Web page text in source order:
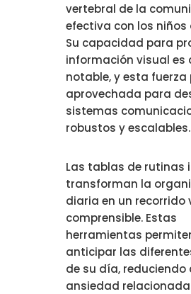
vertebral de la
efectiva con los
Su capacidad para
información visual es
notable, y esta fuerza
aprovechada para
sistemas
robustos y escalables.
Las tablas de rutinas
transforman la
diaria en un recorrido
comprensible. Estas
herramientas
anticipar las
de su día, reduciendo
ansiedad